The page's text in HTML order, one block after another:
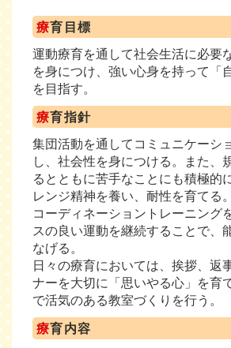
療育目標
運動療育を通して社会生活に必要
を身につけ、強い心身を持って「
を目指す。
療育指針
集団活動を通してコミュニケーシ
し、社会性を身につける。また、
るとともに苦手なことにも積極的
レンジ精神を養い、耐性を育てる。
コーディネーショントレーニング
スの良い運動を継続することで、
なげる。
日々の療育においては、挨拶、返
ナーを大切に「思いやる心」を育
で活気のある教室づくりを行う。
療育内容